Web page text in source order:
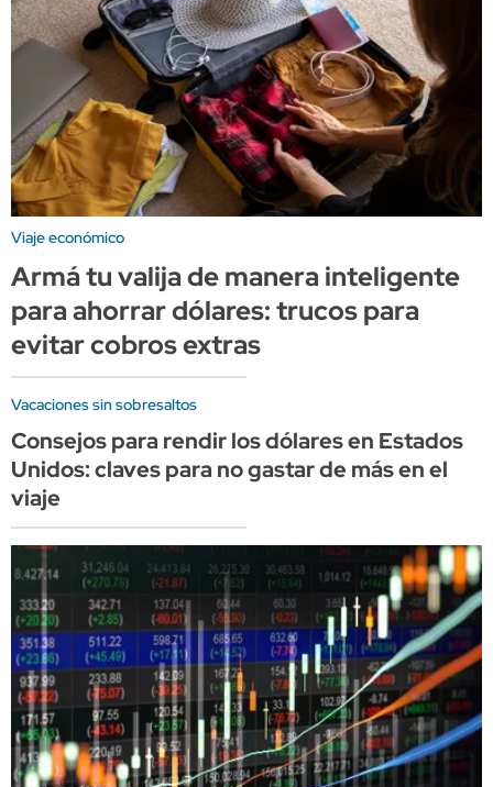
Viaje económico
Armá tu valija de manera inteligente
para ahorrar dólares: trucos para
evitar cobros extras
Vacaciones sin sobresaltos
Consejos para rendir los dólares en Estados
Unidos: claves para no gastar de más en el
viaje